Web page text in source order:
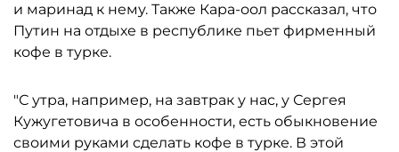
и маринад к нему. Также Кара-оол рассказал, что
Путин на отдыхе в республике пьет фирменный
кофе в турке.
"С утра, например, на завтрак у нас, у Сергея
Кужугетовича в особенности, есть обыкновение
своими руками сделать кофе в турке. В этой